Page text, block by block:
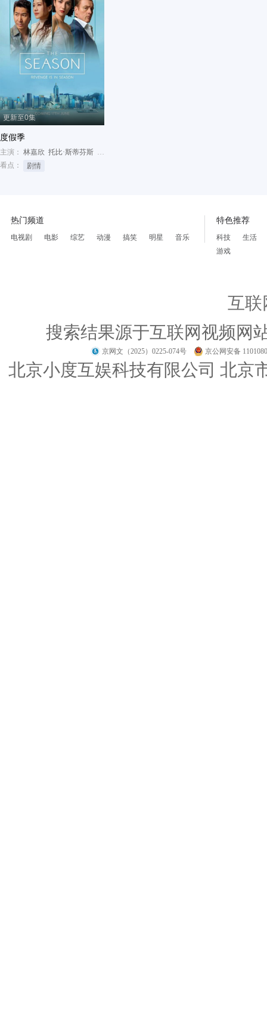
更新至0集
度假季
主演： 林嘉欣 托比·斯蒂芬斯 李梅
看点：
剧情
热门频道
电视剧 电影 综艺 动漫 搞笑 明星 音乐
特色推荐
科技
生活
游戏
互联
搜索结果源于互联网视频网
京网文（2025）0225-074号 京公网安备
北京小度互娱科技有限公司 北京